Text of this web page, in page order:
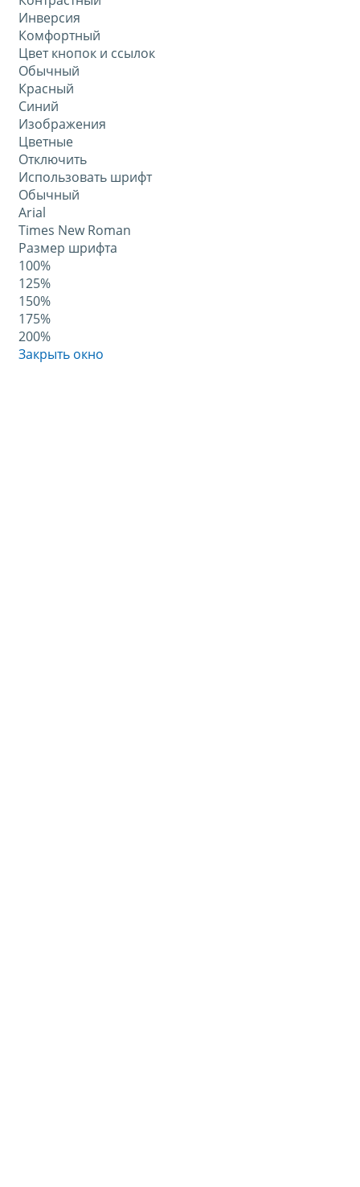
Инверсия
Комфортный
Цвет кнопок и ссылок
Обычный
Красный
Синий
Изображения
Цветные
Отключить
Использовать шрифт
Обычный
Arial
Times New Roman
Размер шрифта
100%
125%
150%
175%
200%
Закрыть окно